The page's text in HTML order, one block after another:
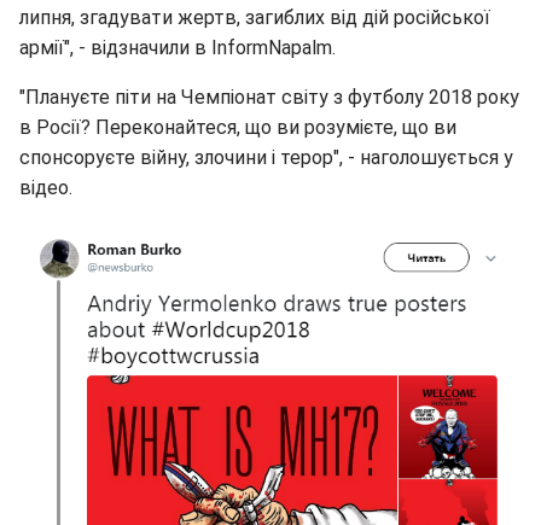
липня, згадувати жертв, загиблих від дій російської
армії", - відзначили в InformNapalm.
"Плануєте піти на Чемпіонат світу з футболу 2018 року
в Росії? Переконайтеся, що ви розумієте, що ви
спонсоруєте війну, злочини і терор", - наголошується у
відео.